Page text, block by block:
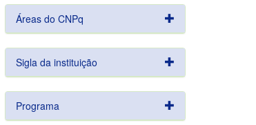
Áreas do CNPq
Sigla da instituição
Programa